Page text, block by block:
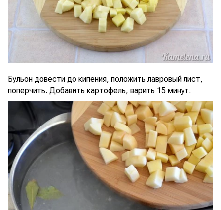
Бульон довести до кипения, положить лавровый лист,
поперчить. Добавить картофель, варить 15 минут.